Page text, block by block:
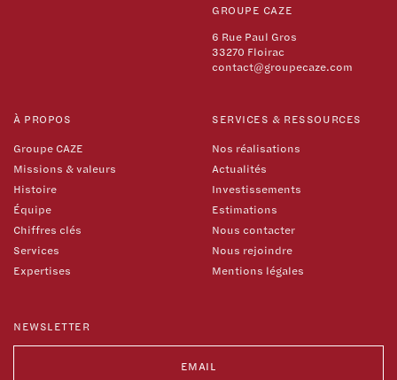
GROUPE CAZE
6 Rue Paul Gros
33270 Floirac
contact@groupecaze.com
À PROPOS
Groupe CAZE
Missions & valeurs
Histoire
Équipe
Chiffres clés
Services
Expertises
SERVICES & RESSOURCES
Nos réalisations
Actualités
Investissements
Estimations
Nous contacter
Nous rejoindre
Mentions légales
NEWSLETTER